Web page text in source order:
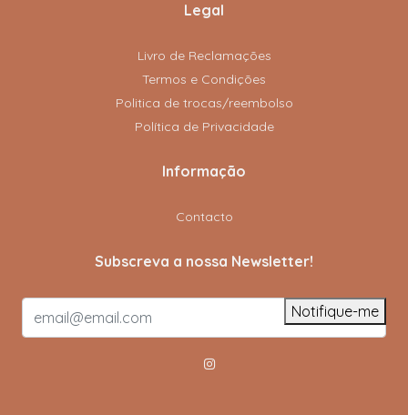
Legal
Livro de Reclamações
Termos e Condições
Politica de trocas/reembolso
Política de Privacidade
Informação
Contacto
Subscreva a nossa Newsletter!
Notifique-me